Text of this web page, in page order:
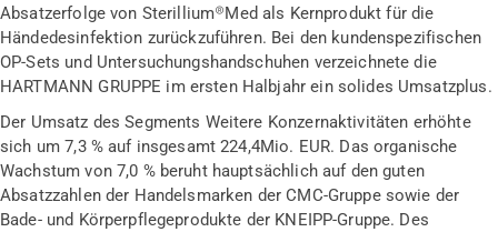
Absatzerfolge von Sterillium®Med als Kernprodukt für die
Händedesinfektion zurückzuführen. Bei den kundenspezifischen
OP-Sets und Untersuchungshandschuhen verzeichnete die
HARTMANN GRUPPE im ersten Halbjahr ein solides Umsatzplus.
Der Umsatz des Segments Weitere Konzernaktivitäten erhöhte
sich um 7,3 % auf insgesamt 224,4Mio. EUR. Das organische
Wachstum von 7,0 % beruht hauptsächlich auf den guten
Absatzzahlen der Handelsmarken der CMC-Gruppe sowie der
Bade- und Körperpflegeprodukte der KNEIPP-Gruppe. Des